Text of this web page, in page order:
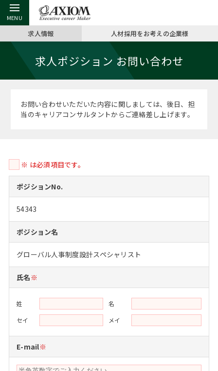
戻る
アクシアムの特長 ミッシ
コンサ
サービス案内
お申し
キャリ
戻る
キャリア支援 TOP
キャリアデザイン講座
（最新求人市場動向）
キャリ
MBAの
おわり
MBAの転職事例
MBAからのFAQ
MBA留学生数の推移
MBA留
日本か
インターン受入企業一覧
MBAを生かす求人特集
年齢と年収の相関図
戻る
転職ツール TOP
英文レジュメの書き方
英文レ
パワー
よくある面接Q&A集
外資系／面接攻略のコツ
戻る
転職コラム TOP
“展”職相談室
転職成功への4つの鍵
キャリアに効く一冊
注目企業インタビュー
戻る
イベント・セミナー TOP
ジョブフェア
キャリアフォーラム
プロ経営者の特別セミナー
Career Talk Live
戻る
会社概要 TOP
沿革
採用情報
パブリシティ
ニュースリリース
求人情報 人材採用をお考えの企業様
求人ポジション お問い合わせ
お問い合わせいただいた内容に関しましては、後日、担
当のキャリアコンサルタントからご連絡差し上げます。
※ は必須項目です。
ポジションNo.
54343
ポジション名
グローバル人事制度設計スペシャリスト
氏名 ※
姓
名
セイ
メイ
E-mail※